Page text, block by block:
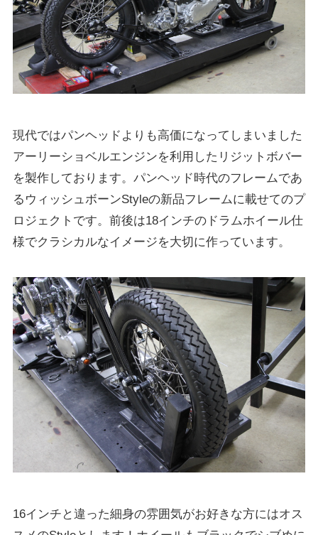
現代ではパンヘッドよりも高価になってしまいました
アーリーショベルエンジンを利用したリジットボバー
を製作しております。パンヘッド時代のフレームであ
るウィッシュボーンStyleの新品フレームに載せてのプ
ロジェクトです。前後は18インチのドラムホイール仕
様でクラシカルなイメージを大切に作っています。
16インチと違った細身の雰囲気がお好きな方にはオス